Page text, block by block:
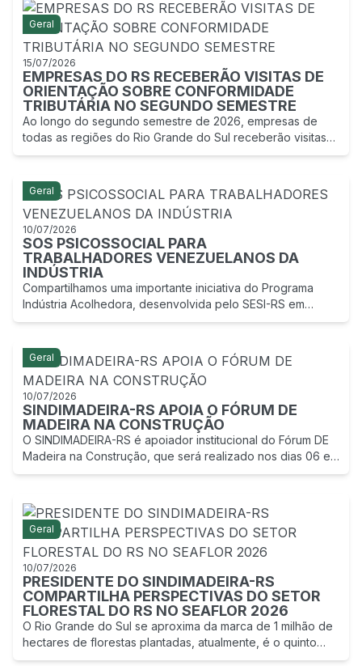
Geral
15/07/2026
EMPRESAS DO RS RECEBERÃO VISITAS DE
ORIENTAÇÃO SOBRE CONFORMIDADE
TRIBUTÁRIA NO SEGUNDO SEMESTRE
Ao longo do segundo semestre de 2026, empresas de
todas as regiões do Rio Grande do Sul receberão visitas
de servidores públicos para orientações sobre
Geral
10/07/2026
SOS PSICOSSOCIAL PARA
TRABALHADORES VENEZUELANOS DA
INDÚSTRIA
Compartilhamos uma importante iniciativa do Programa
Indústria Acolhedora, desenvolvida pelo SESI-RS em
parceria com a OIM (ONU Migração).
Geral
10/07/2026
SINDIMADEIRA-RS APOIA O FÓRUM DE
MADEIRA NA CONSTRUÇÃO
O SINDIMADEIRA-RS é apoiador institucional do Fórum DE
Madeira na Construção, que será realizado nos dias 06 e
07 de agosto de 2026, na sede da FIERGS, em Porto
Geral
10/07/2026
PRESIDENTE DO SINDIMADEIRA-RS
COMPARTILHA PERSPECTIVAS DO SETOR
FLORESTAL DO RS NO SEAFLOR 2026
O Rio Grande do Sul se aproxima da marca de 1 milhão de
hectares de florestas plantadas, atualmente, é o quinto
maior estado neste quesito no ranking nacional, com valor